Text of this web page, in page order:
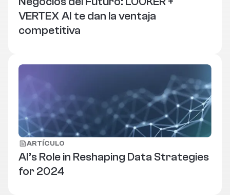
VERTEX AI te dan la ventaja
competitiva
ARTÍCULO
AI’s Role in Reshaping Data Strategies
for 2024